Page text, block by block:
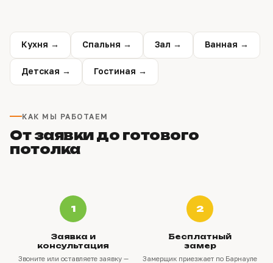
Кухня → Спальня → Зал → Ванная →
Детская → Гостиная →
КАК МЫ РАБОТАЕМ
От заявки до готового
потолка
1
Заявка и
консультация
Звоните или оставляете заявку —
2
Бесплатный
замер
Замерщик приезжает по Барнауле